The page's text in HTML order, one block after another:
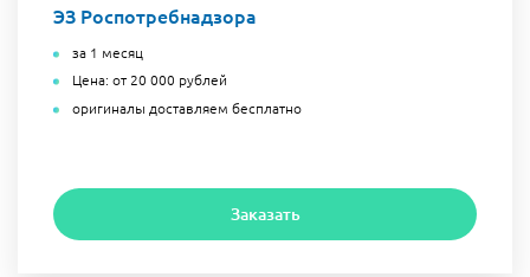
ЭЗ Роспотребнадзора
за 1 месяц
Цена: от 20 000 рублей
оригиналы доставляем бесплатно
Заказать